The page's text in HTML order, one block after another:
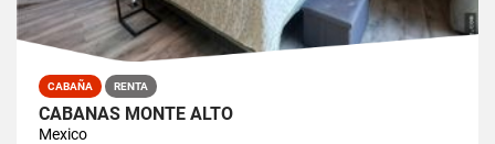
CABAÑA RENTA
CABAÑAS MONTE ALTO
Mexico